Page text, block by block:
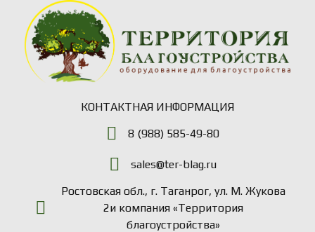
КОНТАКТНАЯ ИНФОРМАЦИЯ
8 (988) 585-49-80
sales@ter-blag.ru
Ростовская обл., г. Таганрог, ул. М. Жукова
2и компания «Территория
благоустройства»